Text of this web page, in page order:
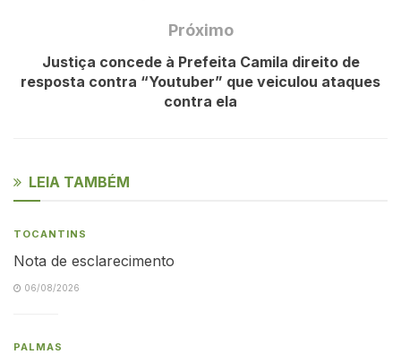
Próximo
Justiça concede à Prefeita Camila direito de
resposta contra “Youtuber” que veiculou ataques
contra ela
LEIA TAMBÉM
TOCANTINS
Nota de esclarecimento
06/08/2026
PALMAS